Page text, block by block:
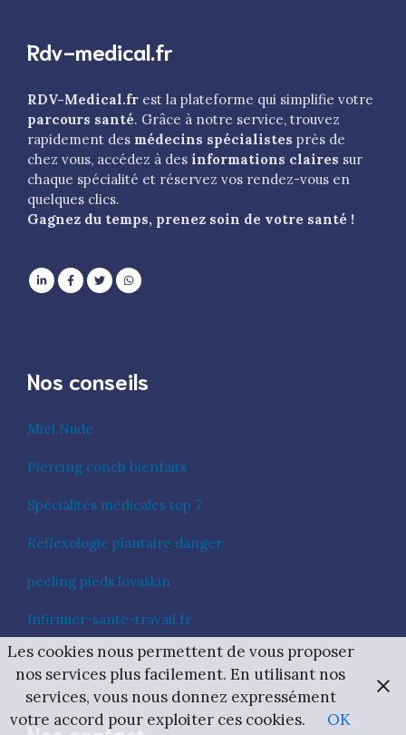
Rdv-medical.fr
RDV-Medical.fr est la plateforme qui simplifie votre
parcours santé. Grâce à notre service, trouvez
rapidement des médecins spécialistes près de
chez vous, accédez à des informations claires sur
chaque spécialité et réservez vos rendez-vous en
quelques clics.
Gagnez du temps, prenez soin de votre santé !
Nos conseils
Miel Nude
Piercing conch bienfaits
Spécialités médicales top 7
Réflexologie plantaire danger
peeling pieds lovaskin
Infirmier-sante-travail.fr
Les cookies nous permettent de vous proposer
nos services plus facilement. En utilisant nos
services, vous nous donnez expressément
votre accord pour exploiter ces cookies.
OK